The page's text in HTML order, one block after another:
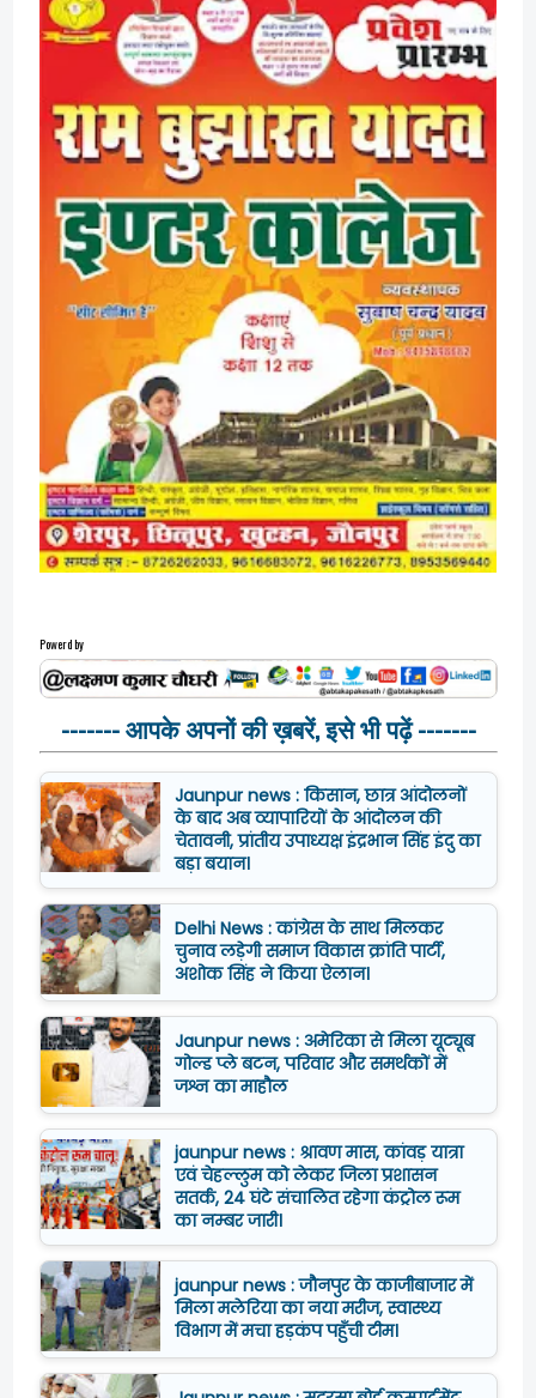
Powerd by
------- आपके अपनों की ख़बरें, इसे भी पढ़ें -------
Jaunpur news : किसान, छात्र आंदोलनों
के बाद अब व्यापारियों के आंदोलन की
चेतावनी, प्रांतीय उपाध्यक्ष इंद्रभान सिंह इंदु का
बड़ा बयान।
Delhi News : कांग्रेस के साथ मिलकर
चुनाव लड़ेगी समाज विकास क्रांति पार्टी,
अशोक सिंह ने किया ऐलान।
Jaunpur news : अमेरिका से मिला यूट्यूब
गोल्ड प्ले बटन, परिवार और समर्थकों में
जश्न का माहौल
jaunpur news : श्रावण मास, कांवड़ यात्रा
एवं चेहल्लुम को लेकर जिला प्रशासन
सतर्क, 24 घंटे संचालित रहेगा कंट्रोल रूम
का नम्बर जारी।
jaunpur news : जौनपुर के काजीबाजार में
मिला मलेरिया का नया मरीज, स्वास्थ्य
विभाग में मचा हड़कंप पहुँची टीम।